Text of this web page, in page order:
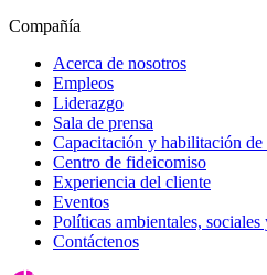
Compañía
Acerca de nosotros
Empleos
Liderazgo
Sala de prensa
Capacitación y habilitación
Centro de fideicomiso
Experiencia del cliente
Eventos
Políticas ambientales, sociales
Contáctenos